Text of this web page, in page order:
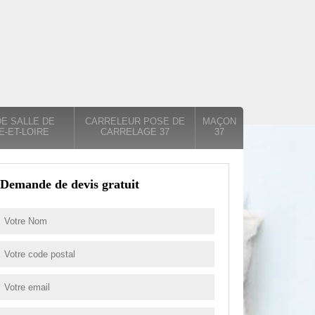
SALLE DE
ET-LOIRE
CARRELEUR POSE DE
CARRELAGE 37
MAÇON
37
Demande de devis gratuit